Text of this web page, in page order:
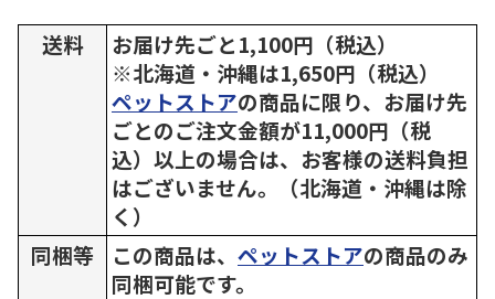
送料
お届け先ごと1,100円（税込）
※北海道・沖縄は1,650円（税込）
ペットストアの商品に限り、お届け先
ごとのご注文金額が11,000円（税
込）以上の場合は、お客様の送料負担
はございません。（北海道・沖縄は除
く）
同梱等
この商品は、 ペットストアの商品のみ
同梱可能です。